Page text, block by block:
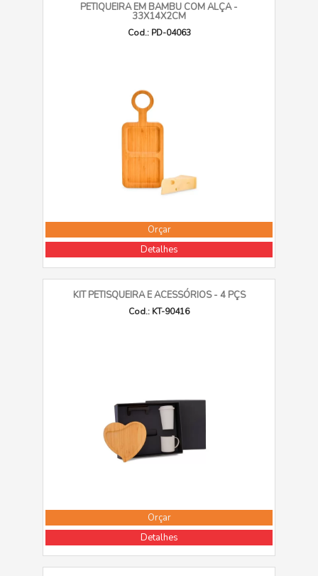
PETIQUEIRA EM BAMBU COM ALÇA -
33X14X2CM
Cod.: PD-04063
Orçar
Detalhes
KIT PETISQUEIRA E ACESSÓRIOS - 4 PÇS
Cod.: KT-90416
Orçar
Detalhes